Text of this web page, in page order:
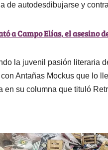
de autodesdibujarse y
a Campo Elías, el asesino
la juvenil pasión literaria
Antañas Mockus que lo
en su columna que tituló